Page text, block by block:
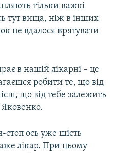
тільки важкі
тут вища, ніж в інших
не вдалося врятувати
в нашій лікарні – це
робити те, що від
що від тебе залежить
Яковенко.
ось уже шість
лікар. При цьому